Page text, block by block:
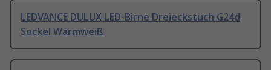
LEDVANCE DULUX LED-Birne Dreieckstuch G24d
Sockel Warmweiß